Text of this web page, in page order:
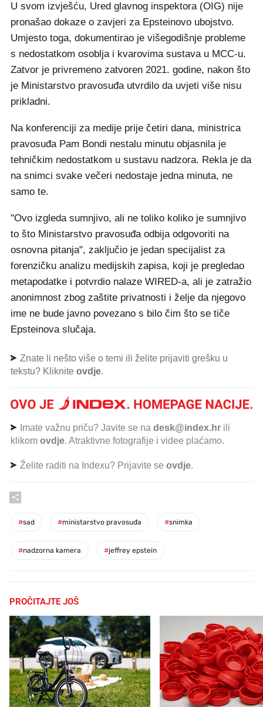
U svom izvješću, Ured glavnog inspektora (OIG) nije
pronašao dokaze o zavjeri za Epsteinovo ubojstvo.
Umjesto toga, dokumentirao je višegodišnje probleme
s nedostatkom osoblja i kvarovima sustava u MCC-u.
Zatvor je privremeno zatvoren 2021. godine, nakon što
je Ministarstvo pravosuđa utvrdilo da uvjeti više nisu
prikladni.
Na konferenciji za medije prije četiri dana, ministrica
pravosuđa Pam Bondi nestalu minutu objasnila je
tehničkim nedostatkom u sustavu nadzora. Rekla je da
na snimci svake večeri nedostaje jedna minuta, ne
samo te.
"Ovo izgleda sumnjivo, ali ne toliko koliko je sumnjivo
to što Ministarstvo pravosuđa odbija odgovoriti na
osnovna pitanja", zaključio je jedan specijalist za
forenzičku analizu medijskih zapisa, koji je pregledao
metapodatke i potvrdio nalaze WIRED-a, ali je zatražio
anonimnost zbog zaštite privatnosti i želje da njegovo
ime ne bude javno povezano s bilo čim što se tiče
Epsteinova slučaja.
Znate li nešto više o temi ili želite prijaviti grešku u
tekstu? Kliknite ovdje.
Imate važnu priču? Javite se na desk@index.hr ili
klikom ovdje. Atraktivne fotografije i videe plaćamo.
Želite raditi na Indexu? Prijavite se ovdje.
#sad #ministarstvo pravosuđa #snimka
#nadzorna kamera #jeffrey epstein
PROČITAJTE JOŠ